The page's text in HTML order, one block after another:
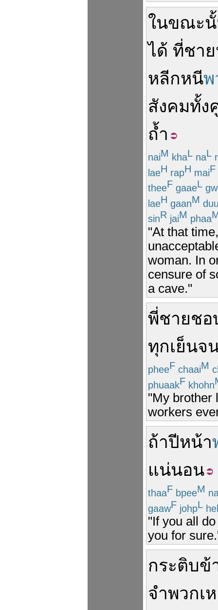
ในขณะ
ได้ ที่ชา
หลีกหนีพ
สังคมทั้ง
ถ้ำ
naiM khaL naL
laeH rapH maiF
theeF gaaeL
laeH gaanM
sinR jaiM phaa
"At that
woman. In
censure of
a cave."
พี่ชายชอ
ทุกเย็นจ
pheeF chaaiM
phuaakF khohn
"My brother
workers
ถ้าปีหน้า
แน่นอน
thaaF bpeeM
gaawF johpL
"If you all
you for
กระติบข้
จำพวกเ